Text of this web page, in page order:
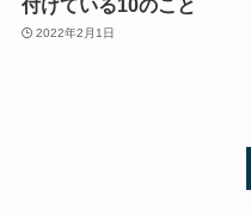
付けている10のこと
2022年2月1日